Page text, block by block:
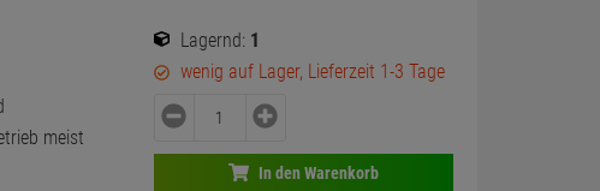
meist
Lagernd: 1
wenig auf Lager, Lieferzeit 1-3 Tage
In den Warenkorb